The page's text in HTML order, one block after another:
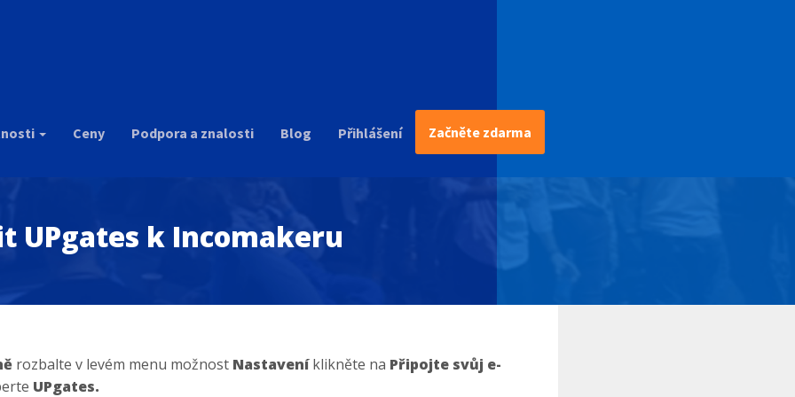
Ceny Podpora a znalosti Blog Přihlášení Začněte zdarma
UPgates k Incomakeru
rozbalte v levém menu možnost Nastaveníklikněte na Připojte svůj e-
UPgates.